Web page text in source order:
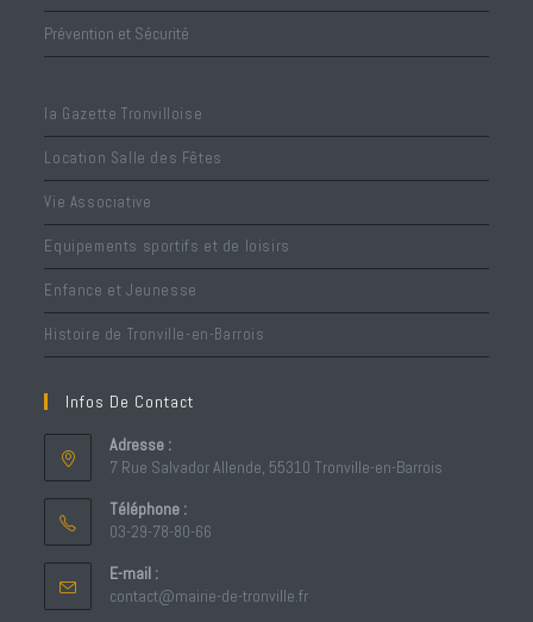
Prévention et Sécurité
la Gazette Tronvilloise
Location Salle des Fêtes
Vie Associative
Equipements sportifs et de loisirs
Enfance et Jeunesse
Histoire de Tronville-en-Barrois
Infos De Contact
Adresse :
7 Rue Salvador Allende, 55310 Tronville-en-Barrois
Téléphone :
03-29-78-80-66
dans
E-mail :
contact@mairie-de-tronville.frS’ouvre